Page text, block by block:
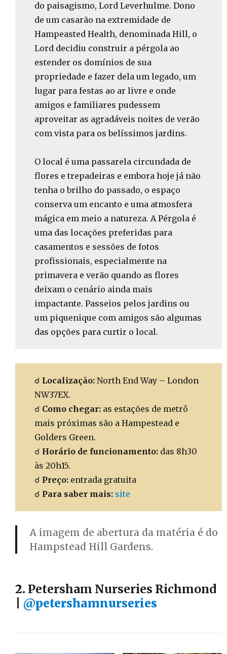
do paisagismo, Lord Leverhulme. Dono
de um casarão na extremidade de
Hampeasted Health, denominada Hill, o
Lord decidiu construir a pérgola ao
estender os domínios de sua
propriedade e fazer dela um legado, um
lugar para festas ao ar livre e onde
amigos e familiares pudessem
aproveitar as agradáveis noites de verão
com vista para os belíssimos jardins.
O local é uma passarela circundada de
flores e trepadeiras e embora hoje já não
tenha o brilho do passado, o espaço
conserva um encanto e uma atmosfera
mágica em meio a natureza. A Pérgola é
uma das locações preferidas para
casamentos e sessões de fotos
profissionais, especialmente na
primavera e verão quando as flores
deixam o cenário ainda mais
impactante. Passeios pelos jardins ou
um piquenique com amigos são algumas
das opções para curtir o local.
☌ Localização: North End Way – London
NW37EX.
☌ Como chegar: as estações de metrô
mais próximas são a Hampestead e
Golders Green.
☌ Horário de funcionamento: das 8h30
às 20h15.
☌ Preço: entrada gratuita
☌ Para saber mais: site
A imagem de abertura da matéria é do
Hampstead Hill Gardens.
2. Petersham Nurseries Richmond
@petershamnurseries